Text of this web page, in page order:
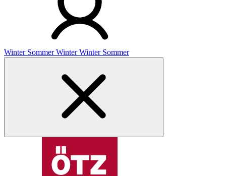
Winter Sommer Winter Winter Sommer